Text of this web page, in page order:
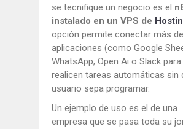
se tecnifique un negocio es el
instalado en un VPS de
opción permite conectar más
aplicaciones (como Google
WhatsApp, Open Ai o Slack para
realicen tareas automáticas sin
usuario sepa programar.
Un ejemplo de uso es el de una
empresa que se pasa toda su